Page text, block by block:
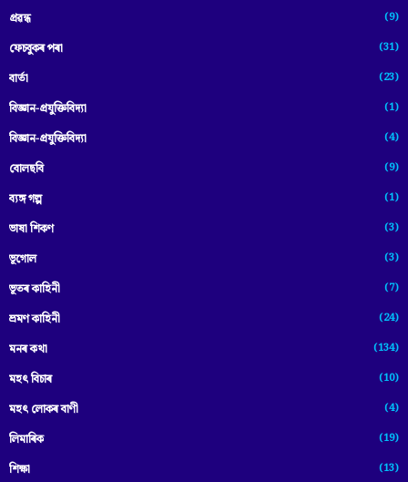
প্ৰৱন্ধ (9)
ফেচবুকৰ পৰা (31)
বাৰ্তা (23)
বিজ্ঞান-প্রযুক্তিবিদ্যা (1)
বিজ্ঞান-প্ৰযুক্তিবিদ্যা (4)
বোলছবি (9)
ব্যঙ্গ গল্প (1)
ভাষা শিকণ (3)
ভূগোল (3)
ভূতৰ কাহিনী (7)
ভ্ৰমণ কাহিনী (24)
মনৰ কথা (134)
মহৎ বিচাৰ (10)
মহৎ লোকৰ বাণী (4)
লিমাৰিক (19)
শিক্ষা (13)